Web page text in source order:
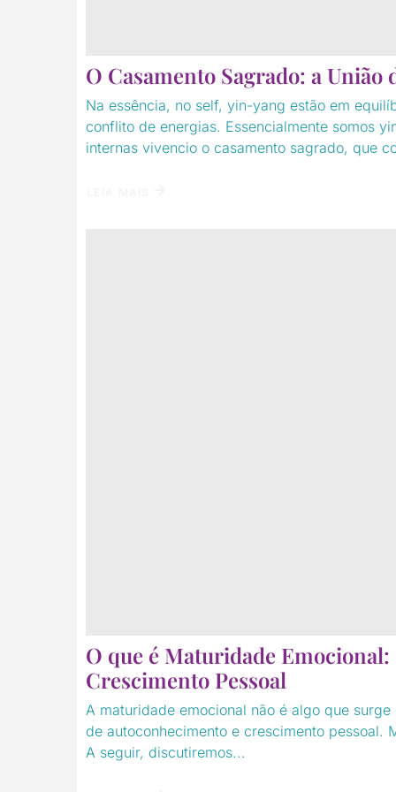
O Casamento Sagrado: a
Na essência, no self, yin-yang estão em
conflito de energias. Essencialmente somos
internas vivencio o casamento sagrado, que
O que é Maturidade
Crescimento Pessoal
A maturidade emocional não é algo que
de autoconhecimento e crescimento pessoal.
A seguir, discutiremos...